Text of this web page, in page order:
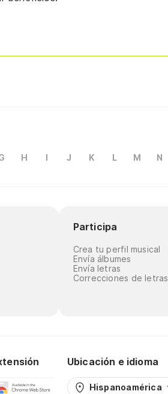
H I J K L M N
Participa
Crea tu perfil musical
Envía álbumes
Envía letras
Correcciones de letras
Ubicación e idioma
Hispanoamérica